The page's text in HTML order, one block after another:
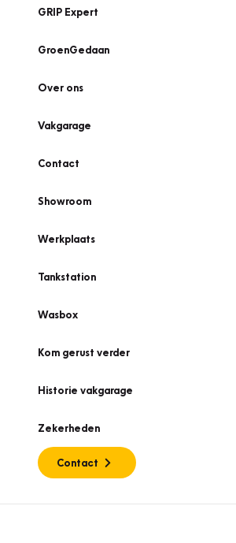
GRIP Expert
GroenGedaan
Over ons
Vakgarage
Contact
Showroom
Werkplaats
Tankstation
Wasbox
Kom gerust verder
Historie vakgarage
Zekerheden
Contact